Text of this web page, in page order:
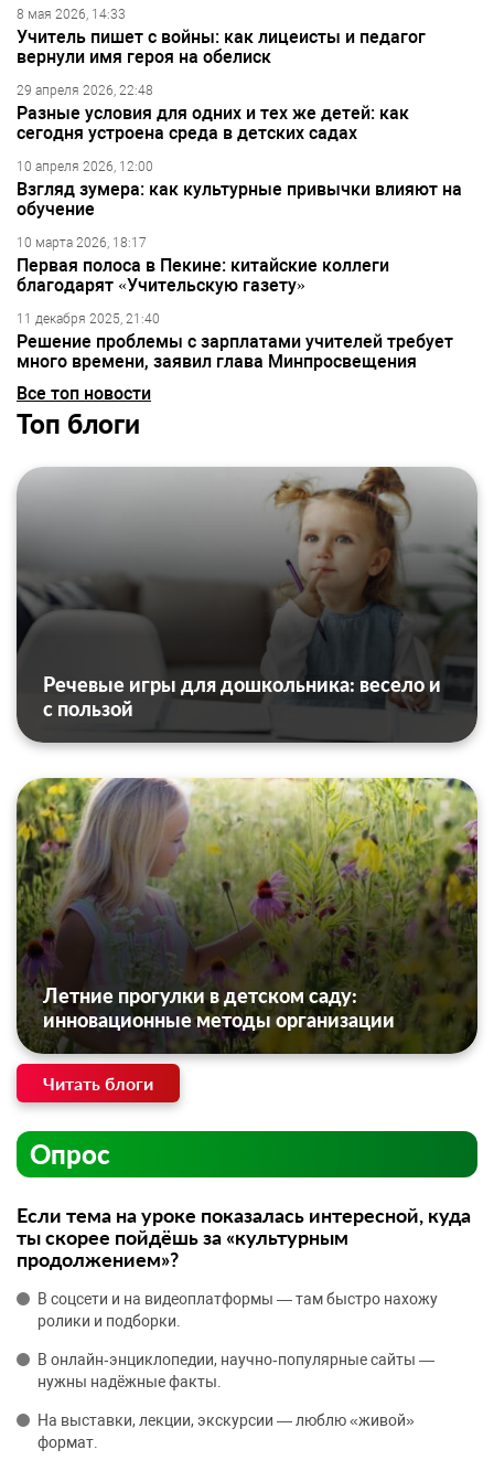
8 мая 2026, 14:33
Учитель пишет с войны: как лицеисты и педагог
вернули имя героя на обелиск
29 апреля 2026, 22:48
Разные условия для одних и тех же детей: как
сегодня устроена среда в детских садах
10 апреля 2026, 12:00
Взгляд зумера: как культурные привычки влияют на
обучение
10 марта 2026, 18:17
Первая полоса в Пекине: китайские коллеги
благодарят «Учительскую газету»
11 декабря 2025, 21:40
Решение проблемы с зарплатами учителей требует
много времени, заявил глава Минпросвещения
Все топ новости
Топ блоги
Речевые игры для дошкольника: весело и
с пользой
Летние прогулки в детском саду:
инновационные методы организации
Читать блоги
Опрос
Если тема на уроке показалась интересной, куда
ты скорее пойдёшь за «культурным
продолжением»?
В соцсети и на видеоплатформы — там быстро нахожу
ролики и подборки.
В онлайн‑энциклопедии, научно‑популярные сайты —
нужны надёжные факты.
На выставки, лекции, экскурсии — люблю «живой»
формат.